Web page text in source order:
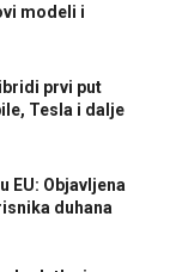
modeli i
prvi put
Tesla i dalje
EU: Objavljena
duhana